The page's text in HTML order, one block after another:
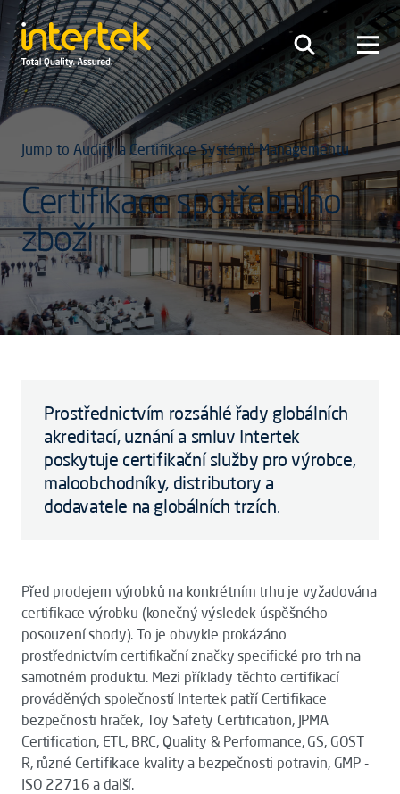
Jump to Audity a Certifikace Systémů Managementu
Certifikace spotřebního
zboží
Prostřednictvím rozsáhlé řady globálních
akreditací, uznání a smluv Intertek
poskytuje certifikační služby pro výrobce,
maloobchodníky, distributory a
dodavatele na globálních trzích.
Před prodejem výrobků na konkrétním trhu je vyžadována
certifikace výrobku (konečný výsledek úspěšného
posouzení shody). To je obvykle prokázáno
prostřednictvím certifikační značky specifické pro trh na
samotném produktu. Mezi příklady těchto certifikací
prováděných společností Intertek patří Certifikace
bezpečnosti hraček, Toy Safety Certification, JPMA
Certification, ETL, BRC, Quality & Performance, GS, GOST
R, různé Certifikace kvality a bezpečnosti potravin, GMP -
ISO 22716 a další.